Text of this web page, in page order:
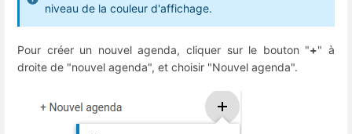
niveau de la couleur d'affichage.
Pour créer un nouvel agenda, cliquer sur le bouton "+" à
droite de "nouvel agenda", et choisir "Nouvel agenda".